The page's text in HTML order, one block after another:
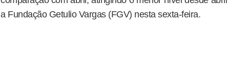
a Fundação Getulio Vargas (FGV) nesta sexta-feira.